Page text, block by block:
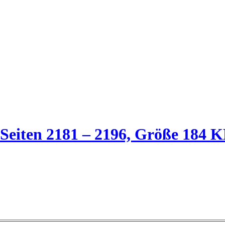
2181 – 2196, Größe 184